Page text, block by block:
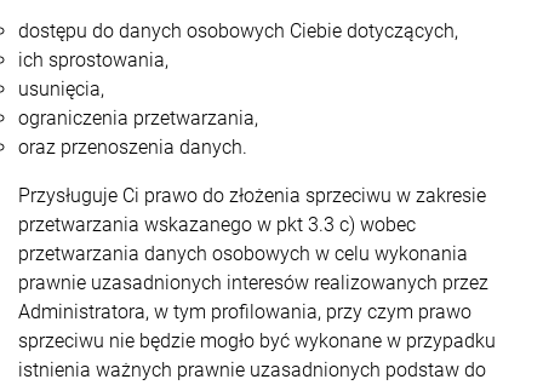
dostępu do danych osobowych Ciebie dotyczących,
ich sprostowania,
usunięcia,
ograniczenia przetwarzania,
oraz przenoszenia danych.
Przysługuje Ci prawo do złożenia sprzeciwu w zakresie
przetwarzania wskazanego w pkt 3.3 c) wobec
przetwarzania danych osobowych w celu wykonania
prawnie uzasadnionych interesów realizowanych przez
Administratora, w tym profilowania, przy czym prawo
sprzeciwu nie będzie mogło być wykonane w przypadku
istnienia ważnych prawnie uzasadnionych podstaw do